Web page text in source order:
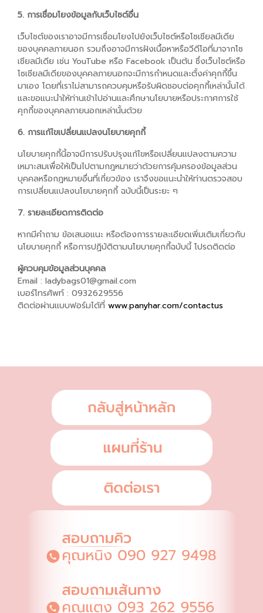
5. การเชื่อมโยงข้อมูลกับเว็บไซต์อื่น
เว็บไซต์ของเราอาจมีการเชื่อมโยงไปยังเว็บไซต์หรือโซเชียลมีเดีย
ของบุคคลภายนอก รวมถึงอาจมีการฝังเนื้อหาหรือวีดีโอที่มาจากโซ
เชียลมีเดีย เช่น YouTube หรือ Facebook เป็นต้น ซึ่งเว็บไซต์หรือ
โซเชียลมีเดียของบุคคลภายนอกจะมีการกำหนดและตั้งค่าคุกกี้ขึ้น
มาเอง โดยที่เราไม่สามารถควบคุมหรือรับผิดชอบต่อคุกกี้เหล่านั้นได้
และขอแนะนำให้ท่านเข้าไปอ่านและศึกษานโยบายหรือประกาศการใช้
คุกกี้ของบุคคลภายนอกเหล่านั้นด้วย
6. การแก้ไขเปลี่ยนแปลงนโยบายคุกกี้
นโยบายคุกกี้นี้อาจมีการปรับปรุงแก้ไขหรือเปลี่ยนแปลงตามความ
เหมาะสมเพื่อให้เป็นไปตามกฎหมายว่าด้วยการคุ้มครองข้อมูลส่วน
บุคคลหรือกฎหมายอื่นที่เกี่ยวข้อง เราจึงขอแนะนำให้ท่านตรวจสอบ
การเปลี่ยนแปลงนโยบายคุกกี้ ฉบับนี้เป็นระยะ ๆ
7. รายละเอียดการติดต่อ
หากมีคำถาม ข้อเสนอแนะ หรือต้องการรายละเอียดเพิ่มเติมเกี่ยวกับ
นโยบายคุกกี้ หรือการปฏิบัติตามนโยบายคุกกี้ฉบับนี้ โปรดติดต่อ
ผู้ควบคุมข้อมูลส่วนบุคคล
Email : ladybags01@gmail.com
เบอร์โทรศัพท์ : 0932629556
ติดต่อผ่านแบบฟอร์มได้ที่ www.panyhar.com/contactus